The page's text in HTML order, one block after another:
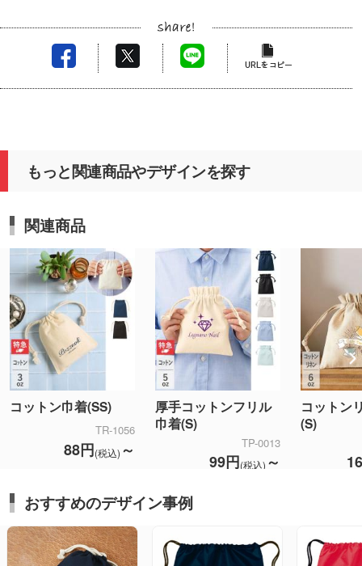
もっと関連商品やデザインを探す
関連商品
コットン巾着(SS)
TR-1056
88円(税込) ～
厚手コットンフリル
巾着(S)
TP-0013
99円(税込) ～
コットン
(S)
おすすめのデザイン事例